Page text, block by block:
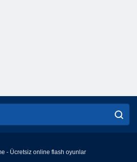
- Ücretsiz online flash oyunlar